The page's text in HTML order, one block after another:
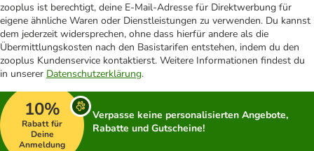
zooplus ist berechtigt, deine E-Mail-Adresse für Direktwerbung für
eigene ähnliche Waren oder Dienstleistungen zu verwenden. Du kannst
dem jederzeit widersprechen, ohne dass hierfür andere als die
Übermittlungskosten nach den Basistarifen entstehen, indem du den
zooplus Kundenservice kontaktierst. Weitere Informationen findest du
in unserer Datenschutzerklärung.
10%
Rabatt für
Deine
Anmeldung
Verpasse keine personalisierten Angebote,
Rabatte und Gutscheine!